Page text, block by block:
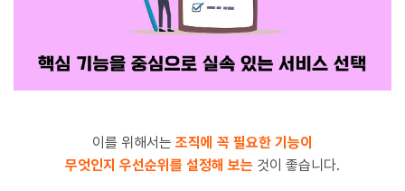
이를 위해서는 조직에 꼭 필요한 기능이
무엇인지 우선순위를 설정해 보는 것이 좋습니다.